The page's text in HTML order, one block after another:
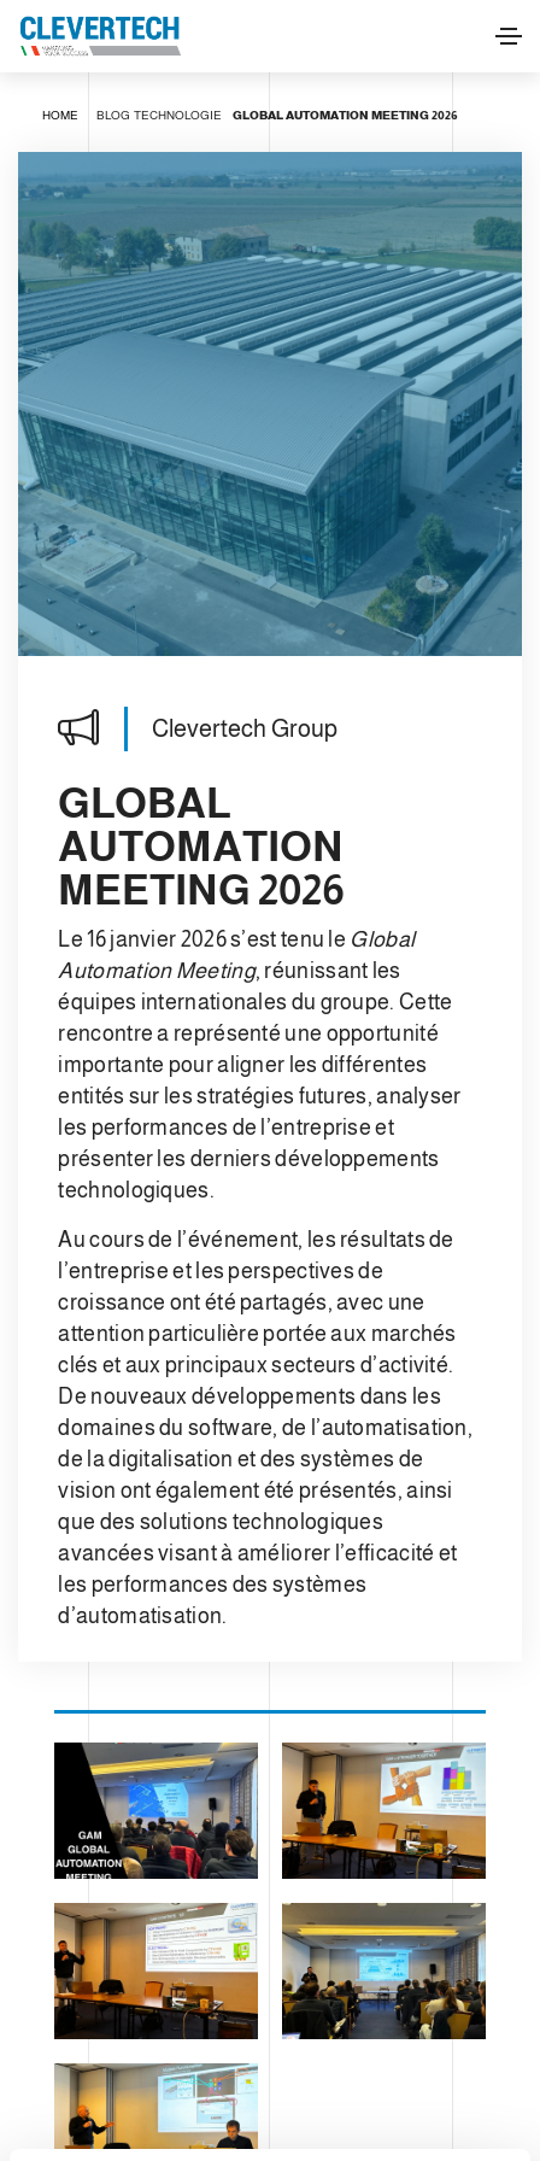
HOME BLOG TECHNOLOGIE GLOBAL AUTOMATION MEETING 2026
Clevertech Group
GLOBAL
AUTOMATION
MEETING 2026
Le 16 janvier 2026 s’est tenu le Global
Automation Meeting, réunissant les
équipes internationales du groupe. Cette
rencontre a représenté une opportunité
importante pour aligner les différentes
entités sur les stratégies futures, analyser
les performances de l’entreprise et
présenter les derniers développements
technologiques.
Au cours de l’événement, les résultats de
l’entreprise et les perspectives de
croissance ont été partagés, avec une
attention particulière portée aux marchés
clés et aux principaux secteurs d’activité.
De nouveaux développements dans les
domaines du software, de l’automatisation,
de la digitalisation et des systèmes de
vision ont également été présentés, ainsi
que des solutions technologiques
avancées visant à améliorer l’efficacité et
les performances des systèmes
d’automatisation.